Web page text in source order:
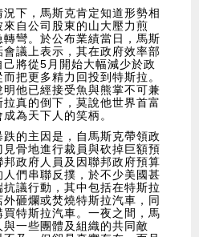
下，馬斯克肯定知道形勢相
自公司股東的山大壓力煎
彎。於公布業績當日，馬斯
議上表示，其在政府效率部
將從5月開始大幅減少於政
把更多精力回投到特斯拉。
他已經接受魚與熊掌不可兼
真的倒下，莫說他世界首富
為天下人的笑柄。
的主因是，自馬斯克帶領政
骨地進行裁員與砍掉巨額預
政府人員及因聯邦政府預算
們串聯反撲，於不少美國甚
議行動，其中包括在特斯拉
砸爛或焚燒特斯拉汽車，同
特斯拉汽車。一夜之間，馬
一些團體及組織的共同敵